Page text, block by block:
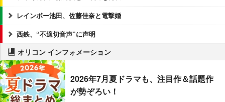
レインボー池田、佐藤佳奈と電撃婚
西鉄、“不適切音声”に声明
オリコン インフォメーション
2026年7月夏ドラマも、注目作＆話題作
が勢ぞろい！